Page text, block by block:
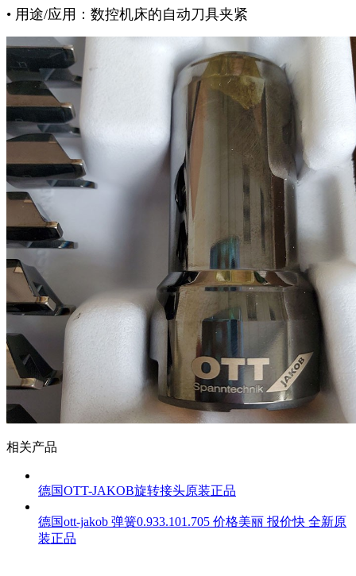
• 用途/应用：数控机床的自动刀具夹紧
相关产品
德国OTT-JAKOB旋转接头原装正品
德国ott-jakob 弹簧0.933.101.705 价格美丽 报价快 全新原
装正品